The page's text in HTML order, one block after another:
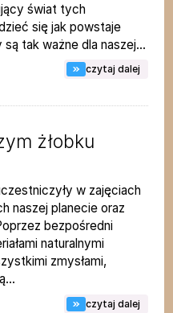
świat tych
się jak powstaje
tak ważne dla naszej...
czytaj dalej
żłobku
w zajęciach
naszej planecie oraz
bezpośredni
naturalnymi
zmysłami,
czytaj dalej